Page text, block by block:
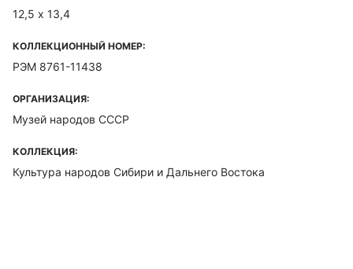
12,5 х 13,4
КОЛЛЕКЦИОННЫЙ НОМЕР:
РЭМ 8761-11438
ОРГАНИЗАЦИЯ:
Музей народов СССР
КОЛЛЕКЦИЯ:
Культура народов Сибири и Дальнего Востока